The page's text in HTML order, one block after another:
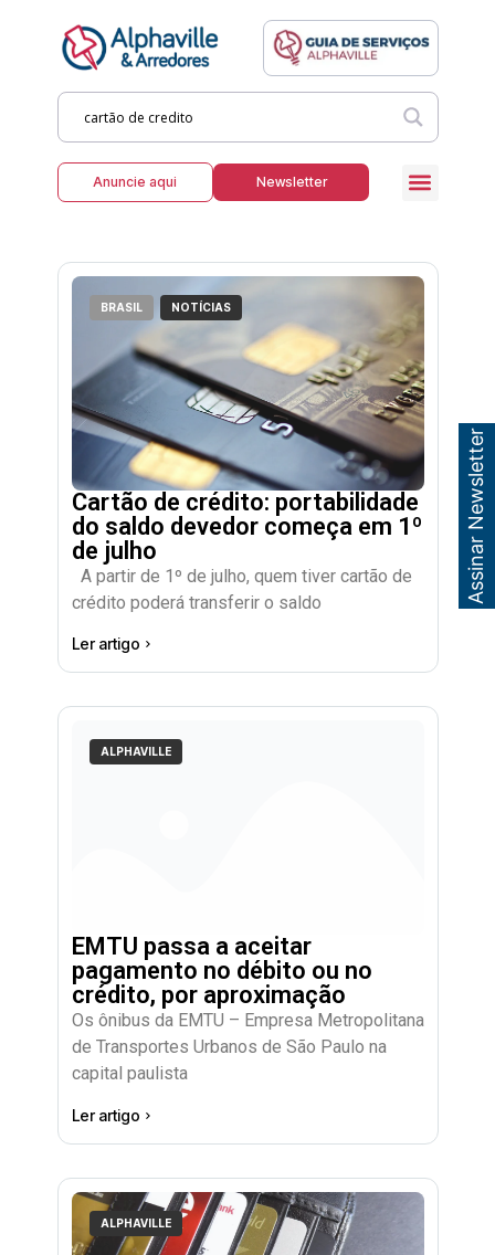
Anuncie aqui Newsletter
BRASIL NOTÍCIAS
Cartão de crédito: portabilidade
do saldo devedor começa em 1º
de julho
A partir de 1º de julho, quem tiver cartão de
crédito poderá transferir o saldo
Ler artigo
ALPHAVILLE
EMTU passa a aceitar
pagamento no débito ou no
crédito, por aproximação
Os ônibus da EMTU – Empresa Metropolitana
de Transportes Urbanos de São Paulo na
capital paulista
Ler artigo
ALPHAVILLE
Assinar Newsletter